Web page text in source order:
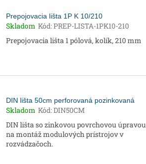
Prepojovacia lišta 1P K 10/210
Skladom Kód:PREP-LISTA-1PK10-210
Prepojovacia lišta 1 pólová, kolík, 210 mm
DIN lišta 50cm perforovaná pozinkovaná
Skladom Kód:DIN50CM
DIN lišta so zinkovou povrchovou úpravou
na montáž modulových prístrojov v
rozvádzačoch.